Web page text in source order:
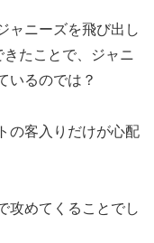
ャニーズを飛び出し
きたことで、ジャニ
いるのでは？
の客入りだけが心配
攻めてくることでし